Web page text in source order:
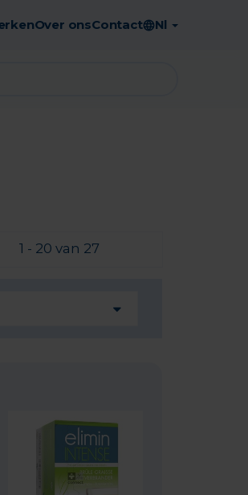
in de apotheek
Over onsContact Nl
1 - 20 van 27